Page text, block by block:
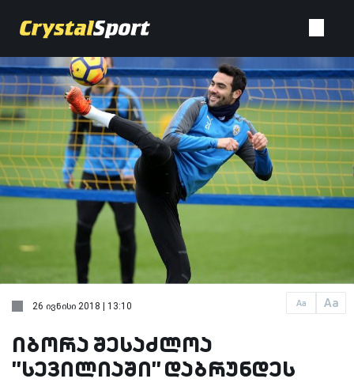
Aa Aa
26 ივნისი 2018 | 13:10
იბორა შესაძლოა
''სევილიაში'' დაბრუნდეს